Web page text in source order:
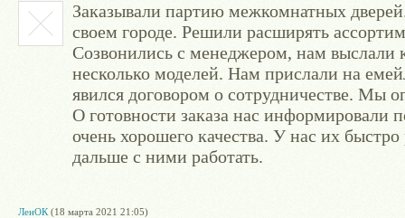
Заказывали партию межкомнатных
своем городе. Решили расширять
Созвонились с менеджером, нам выслали
несколько моделей. Нам прислали на
явился договором о сотрудничестве. Мы
О готовности заказа нас информировали
очень хорошего качества. У нас их
дальше с ними работать.
ЛенОК (18 марта 2021 21:05)